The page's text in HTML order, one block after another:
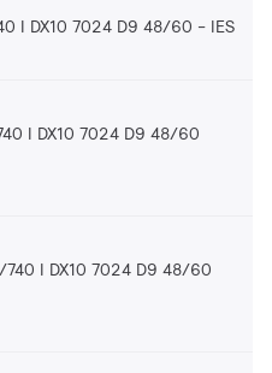
I DX10 7024 D9 48/60 IES
I DX10 7024 D9 48/60
740 I DX10 7024 D9 48/60